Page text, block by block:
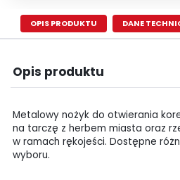
OPIS PRODUKTU DANE
Opis produktu
Metalowy nożyk do otwierania
na tarczę z herbem miasta oraz
w ramach rękojeści. Dostępne
wyboru.